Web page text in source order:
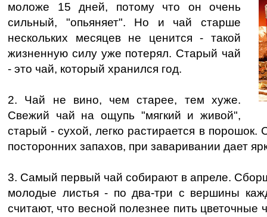
моложе 15 дней, потому что он очень
сильный, "опьяняет". Но и чай старше
нескольких месяцев не ценится - такой
жизненную силу уже потерял. Старый чай
- это чай, который хранился год.
2. Чай не вино, чем старее, тем хуже.
Свежий чай на ощупь "мягкий и живой",
старый - сухой, легко растирается в порошок.
посторонних запахов, при заваривании дает
3. Самый первый чай собирают в апреле.
молодые листья - по два-три с вершины
считают, что весной полезнее пить цветочные